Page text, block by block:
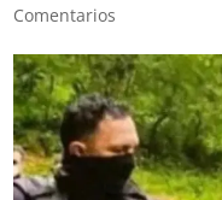
Comentarios